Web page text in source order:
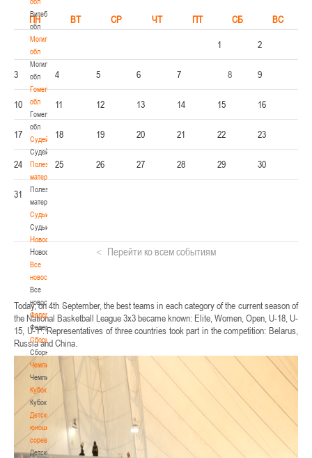
Витебская
обл
Могилевская
обл
Могилевская
обл
Гомельская
обл
Гомельская
обл
Судейство
Судейство
Полезные
материалы
Полезные
материалы
Судьи
Судьи
Новости
Новости
Все
новости
Все
новости
Федерация
Федерация
Сборные
Сборные
Чемпионат
Чемпионат
Кубок
Кубок
Детско-
юношеские
соревнования
Детско-
ПН ВТ СР ЧТ ПТ СБ ВС
1 2
3 4 5 6 7 8 9
10 11 12 13 14 15 16
17 18 19 20 21 22 23
24 25 26 27 28 29 30
31
Перейти ко всем событиям
Today, on 4th September, the best teams in each category of the current season of
the National Basketball League 3x3 became known: Elite, Women, Open, U-18, U-
15, U-1". Representatives of three countries took part in the competition: Belarus,
Russia and China.